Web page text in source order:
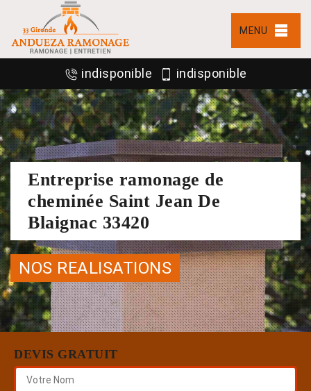
MENU
indisponible indisponible
Entreprise ramonage de
cheminée Saint Jean De
Blaignac 33420
NOS REALISATIONS
DEVIS GRATUIT